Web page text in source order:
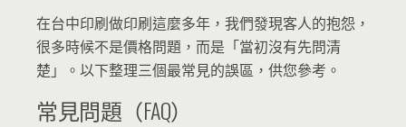
在台中印刷做印刷這麼多年，我們發現客人的抱怨，
很多時候不是價格問題，而是「當初沒有先問清
楚」。以下整理三個最常見的誤區，供您參考。
常見問題（FAQ）